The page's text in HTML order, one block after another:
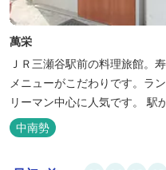
萬栄
ＪＲ三瀬谷駅前の料理旅館。
メニューがこだわりです。ラ
リーマン中心に人気です。 駅から1分！好立地 1925年（大正14
年）に開業した歴史ある旅館
場所にあり、大変便利です。
中南勢